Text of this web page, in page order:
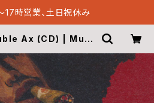
17時営業、土日祝休み
Ax (CD) | Musi